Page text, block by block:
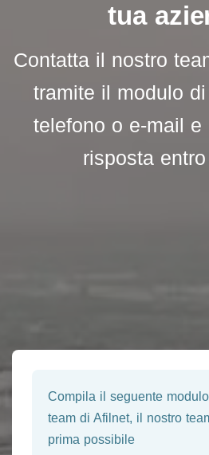
tua
Contatta il nostro
tramite il modulo
telefono o e-mail e
risposta
Compila il seguente
team di Afilnet, il nostro
prima possibile